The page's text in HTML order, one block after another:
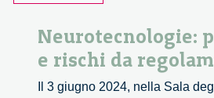
Neurotecnologie:
e rischi da
Il 3 giugno 2024, nella Sala